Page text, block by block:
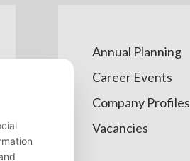
Annual Planning
Career Events
Company Profiles
Vacancies